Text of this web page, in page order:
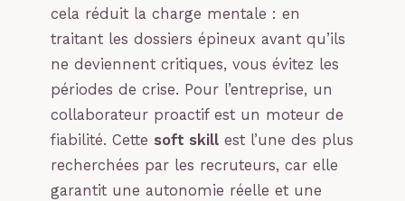
cela réduit la charge mentale : en
traitant les dossiers épineux avant qu’ils
ne deviennent critiques, vous évitez les
périodes de crise. Pour l’entreprise, un
collaborateur proactif est un moteur de
fiabilité. Cette soft skill est l’une des plus
recherchées par les recruteurs, car elle
garantit une autonomie réelle et une